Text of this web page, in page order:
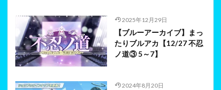
2025年12月29日
【ブルーアーカイブ】まっ
たりブルアカ【12/27 不忍
ノ道③ 5～7】
2024年8月20日